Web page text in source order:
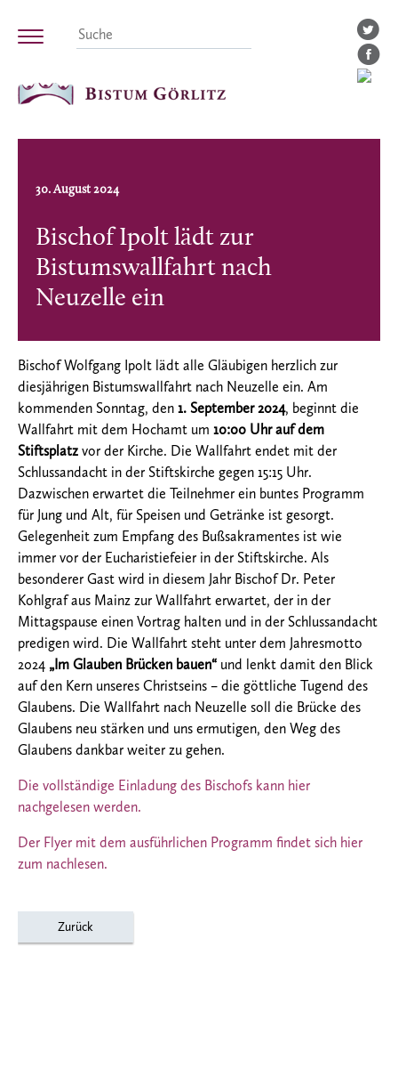
30. August 2024
Bischof Ipolt lädt zur
Bistumswallfahrt nach
Neuzelle ein
Bischof Wolfgang Ipolt lädt alle Gläubigen herzlich zur
diesjährigen Bistumswallfahrt nach Neuzelle ein. Am
kommenden Sonntag, den 1. September 2024, beginnt die
Wallfahrt mit dem Hochamt um 10:00 Uhr auf dem
Stiftsplatz vor der Kirche. Die Wallfahrt endet mit der
Schlussandacht in der Stiftskirche gegen 15:15 Uhr.
Dazwischen erwartet die Teilnehmer ein buntes Programm
für Jung und Alt, für Speisen und Getränke ist gesorgt.
Gelegenheit zum Empfang des Bußsakramentes ist wie
immer vor der Eucharistiefeier in der Stiftskirche. Als
besonderer Gast wird in diesem Jahr Bischof Dr. Peter
Kohlgraf aus Mainz zur Wallfahrt erwartet, der in der
Mittagspause einen Vortrag halten und in der Schlussandacht
predigen wird. Die Wallfahrt steht unter dem Jahresmotto
2024 „Im Glauben Brücken bauen“ und lenkt damit den Blick
auf den Kern unseres Christseins – die göttliche Tugend des
Glaubens. Die Wallfahrt nach Neuzelle soll die Brücke des
Glaubens neu stärken und uns ermutigen, den Weg des
Glaubens dankbar weiter zu gehen.
Die vollständige Einladung des Bischofs kann hier
nachgelesen werden.
Der Flyer mit dem ausführlichen Programm findet sich hier
zum nachlesen.
Zurück